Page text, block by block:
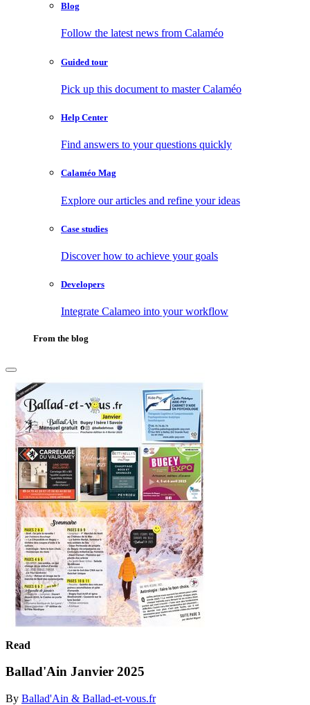
Blog
Follow the latest news from Calaméo
Guided tour
Pick up this document to master Calaméo
Help Center
Find answers to your questions quickly
Calaméo Mag
Explore our articles and refine your ideas
Case studies
Discover how to achieve your goals
Developers
Integrate Calameo into your workflow
From the blog
Read
Ballad'Ain Janvier 2025
By Ballad'Ain & Ballad-et-vous.fr